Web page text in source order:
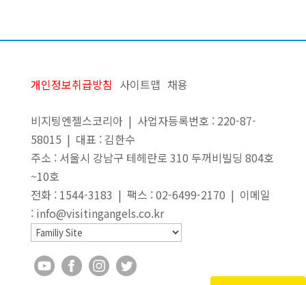
개인정보취급방침 사이트맵 채용
비지팅엔젤스코리아 | 사업자등록번호 : 220-87-
58015 | 대표 : 김한수
주소 : 서울시 강남구 테헤란로 310 두꺼비빌딩 804호
~10호
전화 : 1544-3183 | 팩스 : 02-6499-2170 | 이메일
: info@visitingangels.co.kr